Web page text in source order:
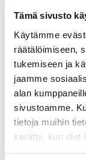
Tämä sivusto
Käytämme
räätälöimiseen,
tukemiseen ja
jaamme
alan
sivustoamme.
tietoja muihin
kerätty, kun olet
03.10.2026
10.10.2026
Fame Club,
15.10.2026